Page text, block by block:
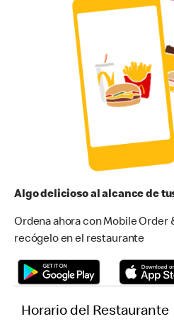
Algo delicioso al alcance de
Ordena ahora con Mobile Order
recógelo en el restaurante
Horario del Restaurante